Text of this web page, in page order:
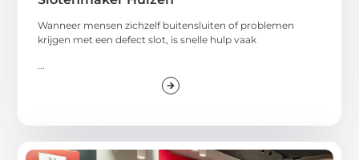
Wanneer mensen zichzelf buitensluiten of problemen
krijgen met een defect slot, is snelle hulp vaak